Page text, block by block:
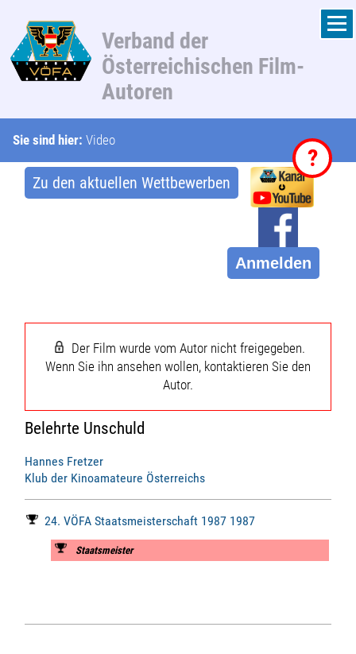
Verband der
Österreichischen Film-
Autoren
Sie sind hier: Video
?
Zu den aktuellen Wettbewerben
Anmelden
Belehrte Unschuld
Hannes Fretzer
Klub der Kinoamateure Österreichs
24. VÖFA Staatsmeisterschaft 1987 1987
Staatsmeister
Der Film wurde vom Autor nicht freigegeben.
Wenn Sie ihn ansehen wollen, kontaktieren Sie den
Autor.